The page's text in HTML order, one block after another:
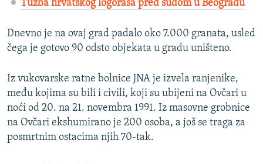
Tužba hrvatskog logoraša pred sudom u Beogradu
Dnevno je na ovaj grad padalo oko 7.000 granata, usled
čega je gotovo 90 odsto objekata u gradu uništeno.
Iz vukovarske ratne bolnice JNA je izvela ranjenike,
među kojima su bili i civili, koji su ubijeni na Ovčari u
noći od 20. na 21. novembra 1991. Iz masovne grobnice
na Ovčari ekshumirano je 200 osoba, a još se traga za
posmrtnim ostacima njih 70-tak.